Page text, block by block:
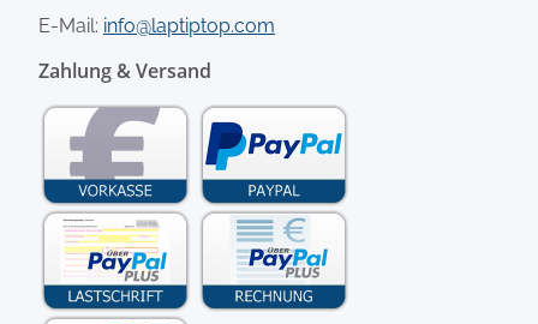
E-Mail: info@laptiptop.com
Zahlung & Versand